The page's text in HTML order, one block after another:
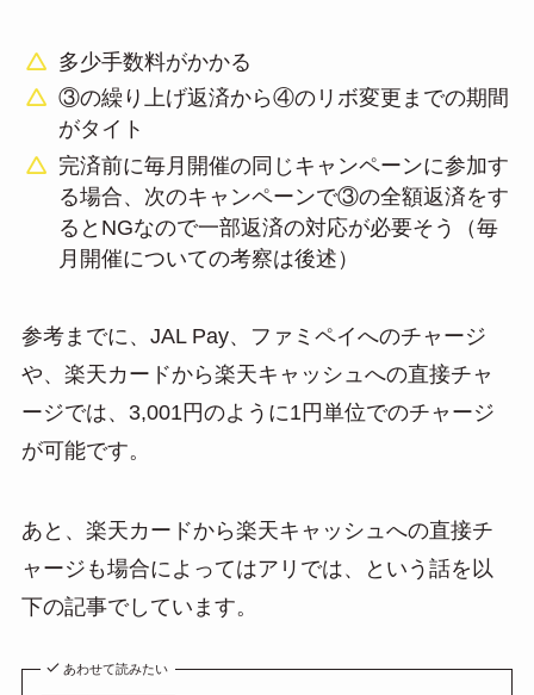
多少手数料がかかる
③の繰り上げ返済から④のリボ変更までの期間
がタイト
完済前に毎月開催の同じキャンペーンに参加す
る場合、次のキャンペーンで③の全額返済をす
るとNGなので一部返済の対応が必要そう（毎
月開催についての考察は後述）
参考までに、JAL Pay、ファミペイへのチャージ
や、楽天カードから楽天キャッシュへの直接チャ
ージでは、3,001円のように1円単位でのチャージ
が可能です。
あと、楽天カードから楽天キャッシュへの直接チ
ャージも場合によってはアリでは、という話を以
下の記事でしています。
あわせて読みたい